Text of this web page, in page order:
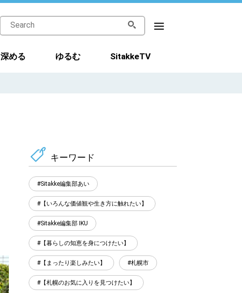
深める ゆるむ SitakkeTV
キーワード
Sitakke編集部あい
【いろんな価値観や生き方に触れたい】
Sitakke編集部 IKU
【暮らしの知恵を身につけたい】
【まったり楽しみたい】 札幌市
【札幌のお気に入りを見つけたい】